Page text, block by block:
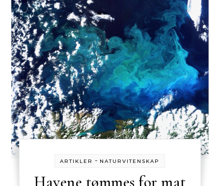
ARTIKLER - NATURVITENSKAP
Havene tømmes for mat